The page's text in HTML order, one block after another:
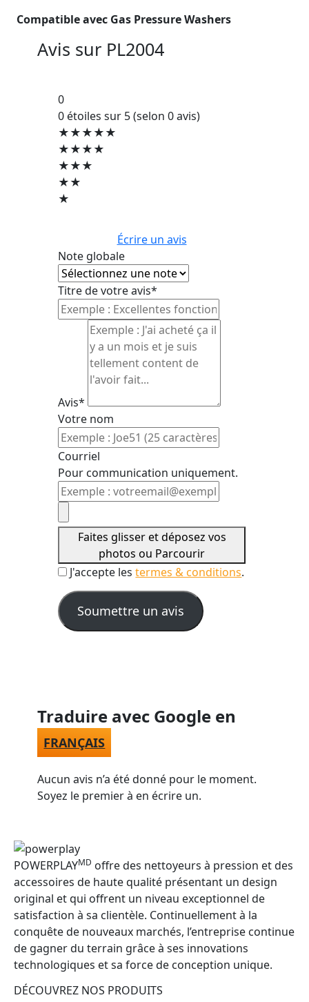
Compatible avec Gas Pressure Washers
Avis sur PL2004
0
0 étoiles sur 5 (selon 0 avis)
★★★★★
★★★★
★★★
★★
★
Écrire un avis
Note globale
Titre de votre avis*
Avis*
Votre nom
Courriel
Pour communication uniquement.
Faites glisser et déposez vos
photos ou Parcourir
J'accepte lestermes & conditions.
Soumettre un avis
Traduire avec Google en
FRANÇAIS
Aucun avis n’a été donné pour le moment.
Soyez le premier à en écrire un.
POWERPLAYMD offre des nettoyeurs à pression et des
accessoires de haute qualité présentant un design
original et qui offrent un niveau exceptionnel de
satisfaction à sa clientèle. Continuellement à la
conquête de nouveaux marchés, l’entreprise continue
de gagner du terrain grâce à ses innovations
technologiques et sa force de conception unique.
DÉCOUVREZ NOS PRODUITS